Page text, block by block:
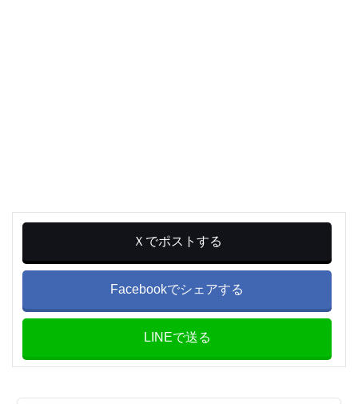
Ｘでポストする
Facebookでシェアする
LINEで送る